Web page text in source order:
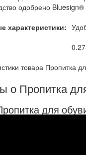
одобрено
характеристики:
товара Пропитка
о Пропитка
для